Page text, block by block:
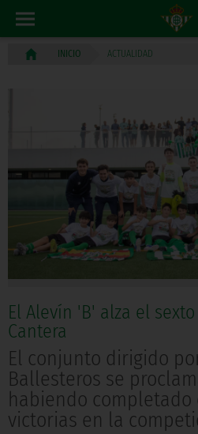
INICIO ACTUALIDAD
El Alevín 'B' alza el
Cantera
El conjunto dirigido
Ballesteros se
habiendo
victorias en la